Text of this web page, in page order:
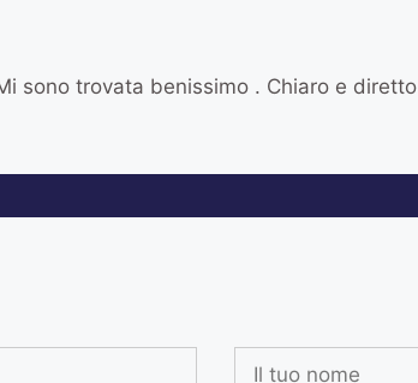
sono trovata benissimo . Chiaro e diretto